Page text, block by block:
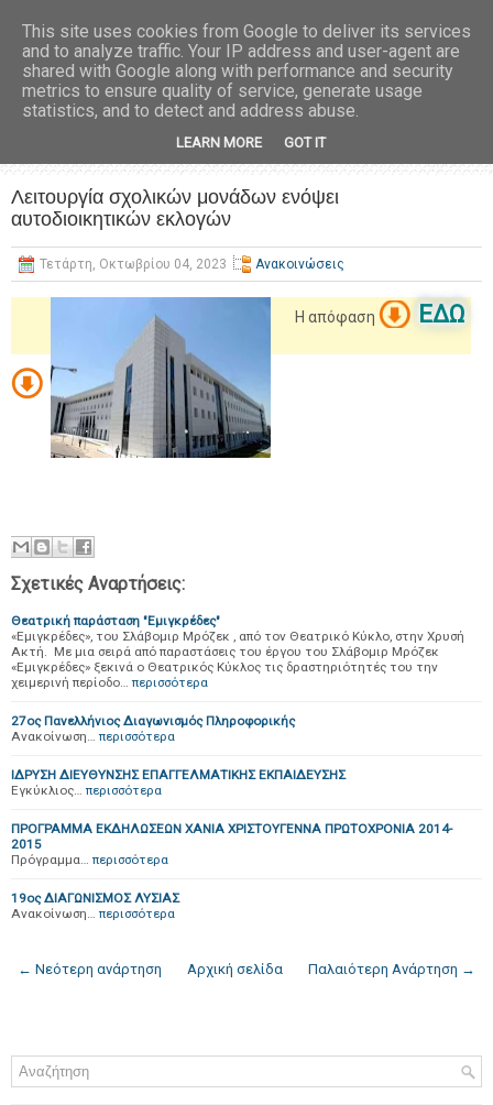
Λειτουργία σχολικών μονάδων ενόψει
αυτοδιοικητικών εκλογών
Τετάρτη, Οκτωβρίου 04, 2023 Ανακοινώσεις
Η απόφαση ΕΔΩ
Σχετικές Αναρτήσεις:
Θεατρική παράσταση "Εμιγκρέδες"
«Εμιγκρέδες», του Σλάβομιρ Μρόζεκ , από τον Θεατρικό Κύκλο, στην Χρυσή
Ακτή. Με μια σειρά από παραστάσεις του έργου του Σλάβομιρ Μρόζεκ
«Εμιγκρέδες» ξεκινά ο Θεατρικός Κύκλος τις δραστηριότητές του την
χειμερινή περίοδο… περισσότερα
27oς Πανελλήνιος Διαγωνισμός Πληροφορικής
Ανακοίνωση… περισσότερα
ΙΔΡΥΣΗ ΔΙΕΥΘΥΝΣΗΣ ΕΠΑΓΓΕΛΜΑΤΙΚΗΣ ΕΚΠΑΙΔΕΥΣΗΣ
Εγκύκλιος… περισσότερα
ΠΡΟΓΡΑΜΜΑ ΕΚΔΗΛΩΣΕΩΝ ΧΑΝΙΑ ΧΡΙΣΤΟΥΓΕΝΝΑ ΠΡΩΤΟΧΡΟΝΙΑ 2014-
2015
Πρόγραμμα… περισσότερα
19ος ΔΙΑΓΩΝΙΣΜΟΣ ΛΥΣΙΑΣ
Ανακοίνωση… περισσότερα
← Νεότερη ανάρτηση Παλαιότερη Ανάρτηση →
Αρχική σελίδα
This site uses cookies from Google to deliver its services
and to analyze traffic. Your IP address and user-agent are
shared with Google along with performance and security
metrics to ensure quality of service, generate usage
statistics, and to detect and address abuse.
LEARN MORE GOT IT